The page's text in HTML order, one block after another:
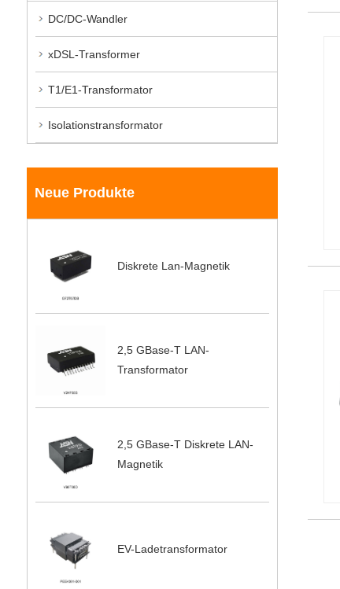
DC/DC-Wandler
xDSL-Transformer
T1/E1-Transformator
Isolationstransformator
Neue Produkte
Diskrete Lan-Magnetik
2,5 GBase-T LAN-
Transformator
2,5 GBase-T Diskrete LAN-
Magnetik
EV-Ladetransformator